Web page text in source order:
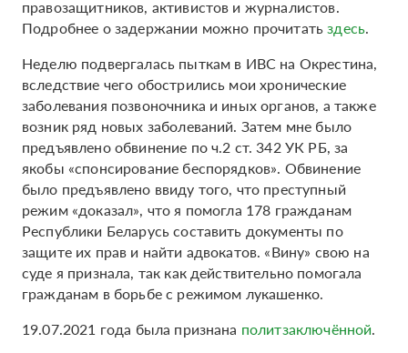
правозащитников, активистов и журналистов.
Подробнее о задержании можно прочитатьздесь.
Неделю подвергалась пыткам в ИВС на Окрестина,
вследствие чего обострились мои хронические
заболевания позвоночника и иных органов, а также
возник ряд новых заболеваний. Затем мне было
предъявлено обвинение по ч.2 ст. 342 УК РБ, за
якобы «спонсирование беспорядков». Обвинение
было предъявлено ввиду того, что преступный
режим «доказал», что я помогла 178 гражданам
Республики Беларусь составить документы по
защите их прав и найти адвокатов. «Вину» свою на
суде я признала, так как действительно помогала
гражданам в борьбе с режимом лукашенко.
19.07.2021 года была признана политзаключённой.